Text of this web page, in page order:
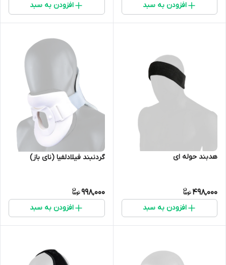
افزودن به سبد افزودن به سبد
هدبند حوله ای
498,000
افزودن به سبد
گردنبند فیلادلفیا (نای باز)
998,000
افزودن به سبد